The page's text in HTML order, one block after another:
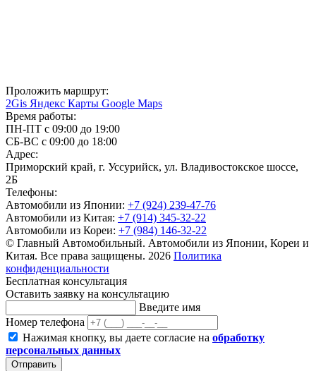
Проложить маршрут:
2Gis Яндекс Карты Google Maps
Время работы:
ПН-ПТ с 09:00 до 19:00
СБ-ВС с 09:00 до 18:00
Адрес:
Приморский край, г. Уссурийск, ул. Владивостокское шоссе,
2Б
Телефоны:
Автомобили из Японии: +7 (924) 239-47-76
Автомобили из Китая: +7 (914) 345-32-22
Автомобили из Кореи: +7 (984) 146-32-22
© Главный Автомобильный. Автомобили из Японии, Кореи и
Китая. Все права защищены. 2026 Политика
конфиденциальности
Бесплатная консультация
Оставить заявку на консультацию
Введите имя
Номер телефона
Нажимая кнопку, вы даете согласие на обработку
персональных данных
Отправить